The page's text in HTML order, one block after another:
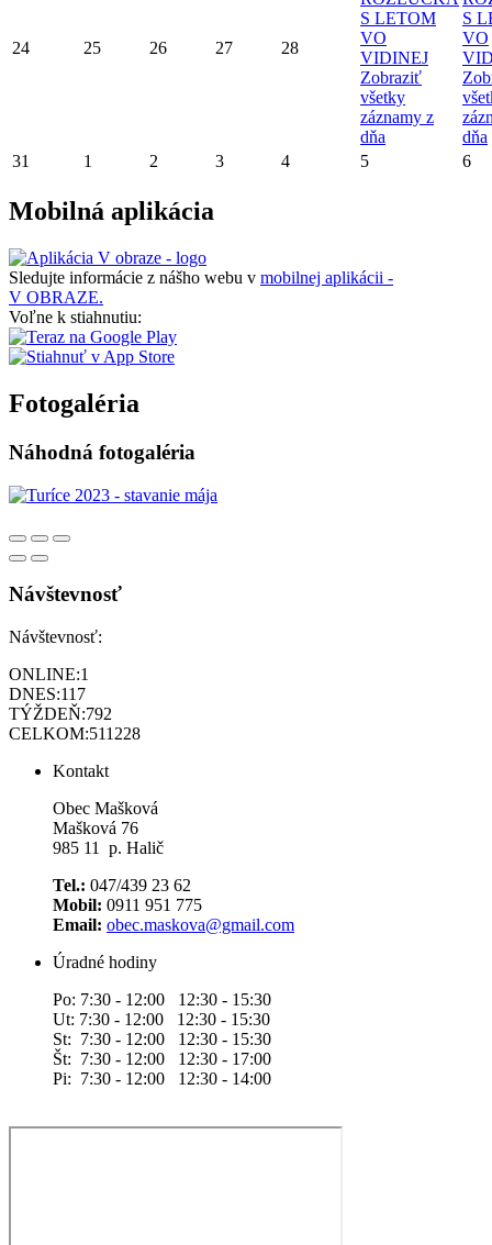
24 25 26 27 28
S LETOM
VO
VIDINEJ
Zobraziť
všetky
záznamy z
dňa
S
VO
dňa
31
1 2 3 4 5 6
Mobilná aplikácia
Sledujte informácie z nášho webu v mobilnej aplikácii -
V OBRAZE.
Voľne k stiahnutiu:
Fotogaléria
Náhodná fotogaléria
Návštevnosť
Návštevnosť:
ONLINE:1
DNES:117
TÝŽDEŇ:792
CELKOM:511228
Kontakt
Obec Mašková
Mašková 76
985 11 p. Halič
Tel.: 047/439 23 62
Mobil: 0911 951 775
Email: obec.maskova@gmail.com
Úradné hodiny
Po: 7:30 - 12:00 12:30 - 15:30
Ut: 7:30 - 12:00 12:30 - 15:30
St: 7:30 - 12:00 12:30 - 15:30
Št: 7:30 - 12:00 12:30 - 17:00
Pi: 7:30 - 12:00 12:30 - 14:00